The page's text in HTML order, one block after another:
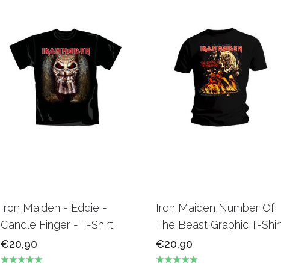
Iron Maiden - Eddie -
Candle Finger - T-Shirt
€20,90
Iron Maiden Number Of
The Beast Graphic T-
€20,90